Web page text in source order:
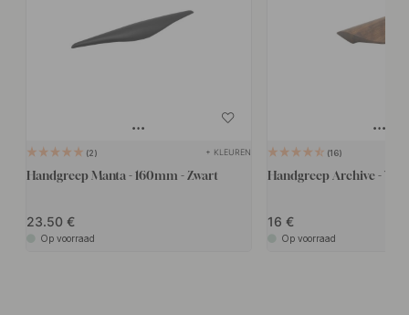
2 + KLEUREN
Handgreep Manta - 160mm - Zwart
23.50
Op voorraad
16
Handgreep Archive -
16
Op voorraad